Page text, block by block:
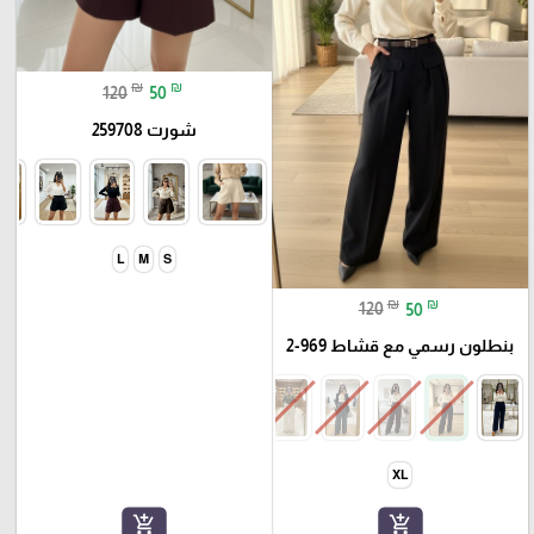
120 ₪ 50 ₪
بنطلون رسمي مع قشاط 969-2
XL
add_shopping_cart
120 ₪ 50 ₪
شورت 259708
S
M
L
add_shopping_cart